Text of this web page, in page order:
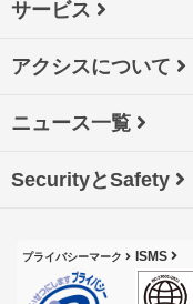
サービス
アクシスについて
ニュース一覧
SecurityとSafety
プライバシーマーク ISMS